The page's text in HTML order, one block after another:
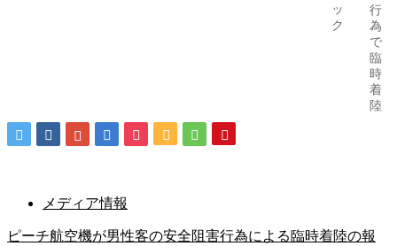
ッ
ク
行
為
で
臨
時
着
陸
メディア情報
ピーチ航空機が男性客の安全阻害行為による臨時着陸の報